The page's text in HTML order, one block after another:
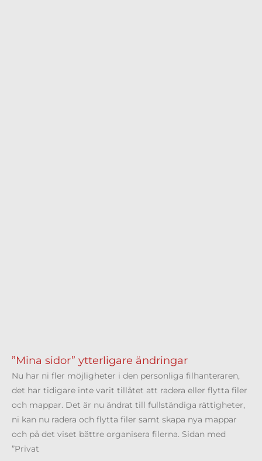
”Mina sidor” ytterligare ändringar
Nu har ni fler möjligheter i den personliga filhanteraren,
det har tidigare inte varit tillåtet att radera eller flytta filer
och mappar. Det är nu ändrat till fullständiga rättigheter,
ni kan nu radera och flytta filer samt skapa nya mappar
och på det viset bättre organisera filerna. Sidan med
”Privat